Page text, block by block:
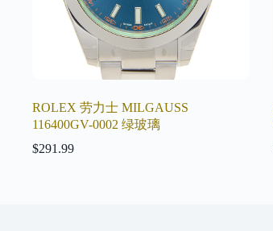
ROLEX 劳力士 MILGAUSS
116400GV-0002 绿玻璃
$291.99